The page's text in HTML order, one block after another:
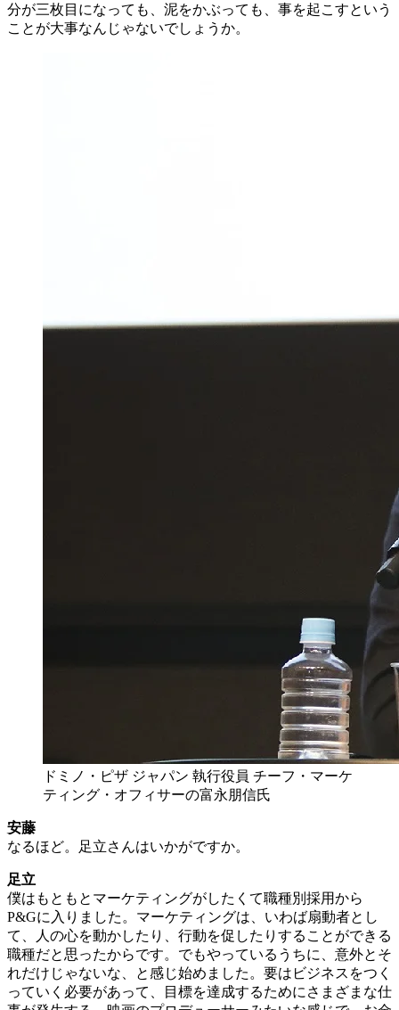
分が三枚目になっても、泥をかぶっても、事を起こすという
ことが大事なんじゃないでしょうか。
ドミノ・ピザ ジャパン 執行役員 チーフ・マーケ
ティング・オフィサーの富永朋信氏
安藤
なるほど。足立さんはいかがですか。
足立
僕はもともとマーケティングがしたくて職種別採用から
P&Gに入りました。マーケティングは、いわば扇動者とし
て、人の心を動かしたり、行動を促したりすることができる
職種だと思ったからです。でもやっているうちに、意外とそ
れだけじゃないな、と感じ始めました。要はビジネスをつく
っていく必要があって、目標を達成するためにさまざまな仕